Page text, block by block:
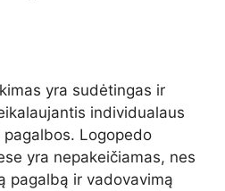
yra sudėtingas ir
individualaus
Logopedo
yra nepakeičiamas, nes
pagalbą ir vadovavimą